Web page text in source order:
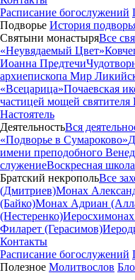
Расписание богослужений
Подворье История
Святыни монастыряВсе
«Неувядаемый Цвет»
Иоанна Предтечи
архиепископа Мир
«Всецарица»Почаевская
частицей мощей
Настоятель
ДеятельностьВся
«Подворье в Сумароково»
имени преподобного
служениеВоскресная школа
Братский некропольВсе
(Дмитриев)Монах
(Байко)Монах Адриан
(Нестеренко)
Филарет (Герасимов)
Контакты
Расписание богослужений
Полезное Молитвослов